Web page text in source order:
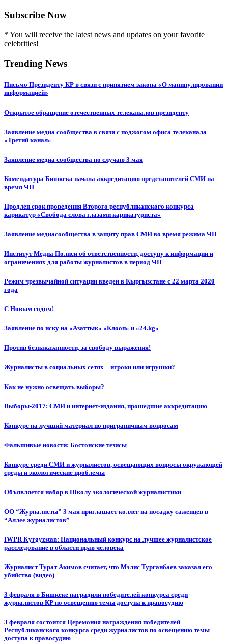
Subscribe Now
* You will receive the latest news and updates on your favorite
celebrities!
Trending News
Письмо Президенту КР в связи с принятием закона «О манипулировании
информацией»
Открытое обращение отечественных телеканалов президенту
Заявление медиа сообщества в связи с поджогом офиса телеканала
«Третий канал»
Заявление медиа сообщества по случаю 3 мая
Комендатура Бишкека начала аккредитацию представителей СМИ на
время ЧП
Продлен срок проведения Второго республиканского конкурса
карикатур «Свобода слова глазами карикатуриста»
Заявление медиасообщества в защиту прав СМИ во время режима ЧП
Институт Медиа Полиси об ответственности, доступу к информации и
ограничениях для работы журналистов в период ЧП
Режим чрезвычайной ситуации введен в Кыргызстане с 22 марта 2020
года
С Новым годом!
Заявление по иску на «Азаттык» «Клооп» и «24.kg»
Против безнаказанности, за свободу выражения!
Журналисты в социальных сетях – игроки или игрушки?
Как не нужно освещать выборы?
Выборы-2017: СМИ и интернет-издания, прошедшие аккредитацию
Конкурс на лучший материал по приграничным вопросам
Фальшивые новости: Бостонские тезисы
Конкурс среди СМИ и журналистов, освещающих вопросы окружающей
среды и экологические проблемы
Объявляется набор в Школу экологической журналистики
ОО “Журналисты” 3 мая приглашает коллег на посадку саженцев в
“Аллее журналистов”
IWPR Kyrgyzstan: Национальный конкурс на лучшее журналистское
расследование в области прав человека
Журналист Турат Акимов считает, что Мэлис Турганбаев заказал его
убийство (видео)
3 февраля в Бишкеке наградили победителей конкурса среди
журналистов КР по освещению темы доступа к правосудию
3 февраля состоится Церемония награждения победителей
Республиканского конкурса среди журналистов по освещению темы
доступа к правосудию